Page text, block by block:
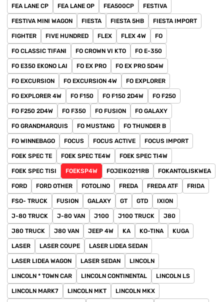
FEA LANE CP FEA LANE OP FEA500CP FESTIVA
FESTIVA MINI WAGON FIESTA FIESTA 5HB FIESTA IMPORT
FIGHTER FIVE HUNDRED FLEX FLEX 4W FO
FO CLASSIC TIFANI FO CROWN VI KTO FO E-350
FO E350 EKONO LAI FO EX PRO FO EX PRO 5D4W
FO EXCURSION FO EXCURSION 4W FO EXPLORER
FO EXPLORER 4W FO F150 FO F150 2D4W FO F250
FO F250 2D4W FO F350 FO FUSION FO GALAXY
FO GRANDMARQUIS FO MUSTANG FO THUNDER B
FO WINNEBAGO FOCUS FOCUS ACTIVE FOCUS IMPORT
FOEK SPEC TE FOEK SPEC TE4W FOEK SPEC TI4W
FOEK SPEC TISI FOEKSP4W FOJEIKO211RB FOKANTOLISKWEA
FORD FORD OTHER FOTOLINO FREDA FREDA ATF FRIDA
FSO- TRUCK FUSION GALAXY GT GTD IXION
J-80 TRUCK J-80 VAN J100 J100 TRUCK J80
J80 TRUCK J80 VAN JEEP 4W KA KO-TINA KUGA
LASER LASER COUPE LASER LIDEA SEDAN
LASER LIDEA WAGON LASER SEDAN LINCOLN
LINCOLN * TOWN CAR LINCOLN CONTINENTAL LINCOLN LS
LINCOLN MARK7 LINCOLN MKT LINCOLN MKX